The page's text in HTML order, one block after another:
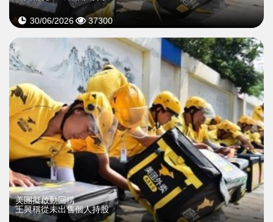
30/06/2026 37300
美團擬啟動回購
王興稱從未出售個人持股